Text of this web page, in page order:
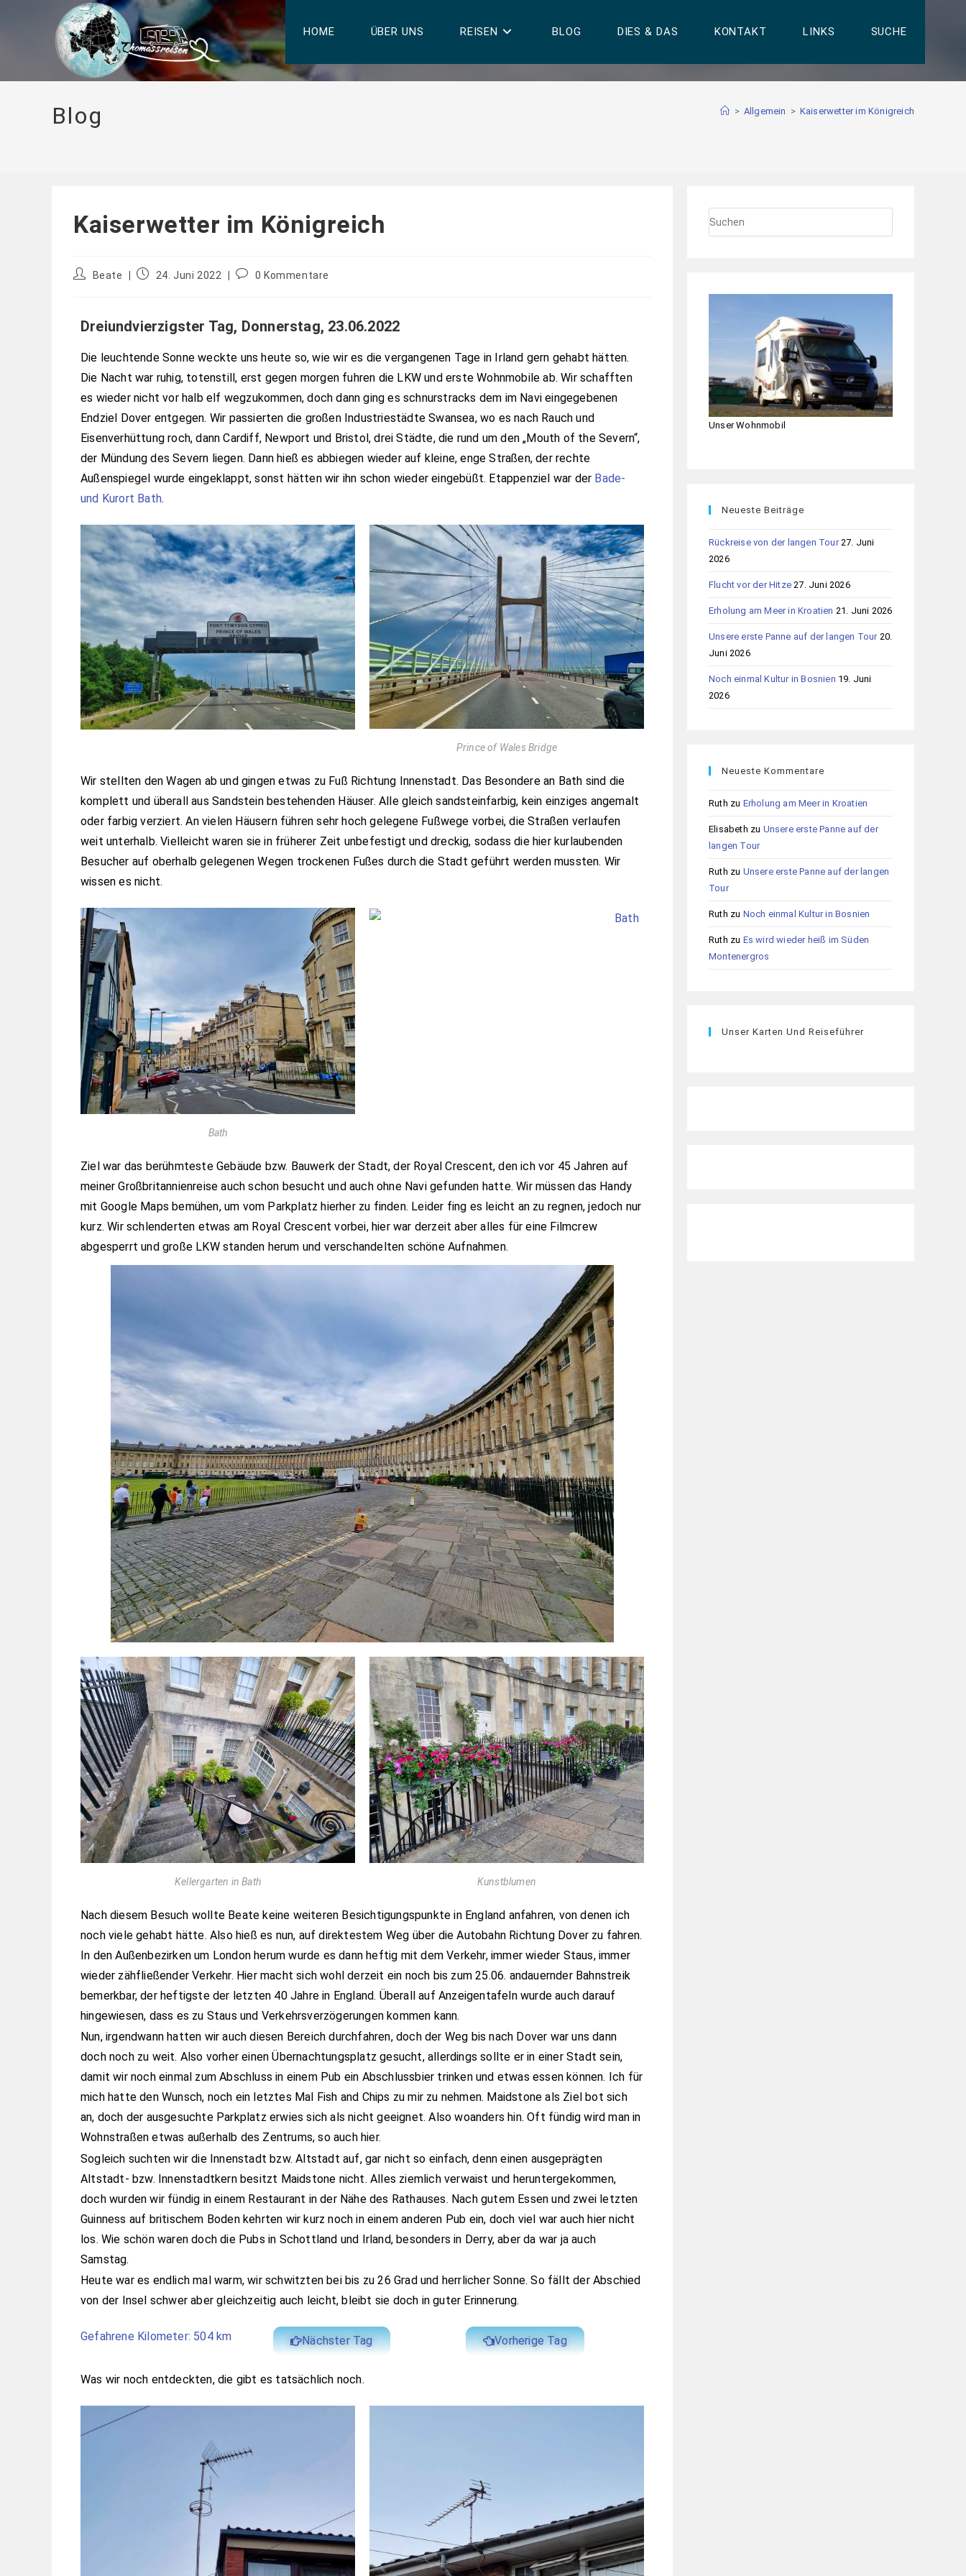
HOME ÜBER UNS REISEN BLOG DIES & DAS KONTAKT LINKS SUCHE
Blog > Allgemein > Kaiserwetter im Königreich
Kaiserwetter im Königreich
Beate 24. Juni 2022 0 Kommentare
Dreiundvierzigster Tag, Donnerstag, 23.06.2022
Die leuchtende Sonne weckte uns heute so, wie wir es die vergangenen Tage in Irland gern gehabt hätten.
Die Nacht war ruhig, totenstill, erst gegen morgen fuhren die LKW und erste Wohnmobile ab. Wir schafften
es wieder nicht vor halb elf wegzukommen, doch dann ging es schnurstracks dem im Navi eingegebenen
Endziel Dover entgegen. Wir passierten die großen Industriestädte Swansea, wo es nach Rauch und
Eisenverhüttung roch, dann Cardiff, Newport und Bristol, drei Städte, die rund um den „Mouth of the Severn“,
der Mündung des Severn liegen. Dann hieß es abbiegen wieder auf kleine, enge Straßen, der rechte
Außenspiegel wurde eingeklappt, sonst hätten wir ihn schon wieder eingebüßt. Etappenziel war der Bade-
und Kurort Bath.
Prince of Wales Bridge
Wir stellten den Wagen ab und gingen etwas zu Fuß Richtung Innenstadt. Das Besondere an Bath sind die
komplett und überall aus Sandstein bestehenden Häuser. Alle gleich sandsteinfarbig, kein einziges angemalt
oder farbig verziert. An vielen Häusern führen sehr hoch gelegene Fußwege vorbei, die Straßen verlaufen
weit unterhalb. Vielleicht waren sie in früherer Zeit unbefestigt und dreckig, sodass die hier kurlaubenden
Besucher auf oberhalb gelegenen Wegen trockenen Fußes durch die Stadt geführt werden mussten. Wir
wissen es nicht.
Bath
Ziel war das berühmteste Gebäude bzw. Bauwerk der Stadt, der Royal Crescent, den ich vor 45 Jahren auf
meiner Großbritannienreise auch schon besucht und auch ohne Navi gefunden hatte. Wir müssen das Handy
mit Google Maps bemühen, um vom Parkplatz hierher zu finden. Leider fing es leicht an zu regnen, jedoch nur
kurz. Wir schlenderten etwas am Royal Crescent vorbei, hier war derzeit aber alles für eine Filmcrew
abgesperrt und große LKW standen herum und verschandelten schöne Aufnahmen.
Kellergarten in Bath Kunstblumen
Nach diesem Besuch wollte Beate keine weiteren Besichtigungspunkte in England anfahren, von denen ich
noch viele gehabt hätte. Also hieß es nun, auf direktestem Weg über die Autobahn Richtung Dover zu fahren.
In den Außenbezirken um London herum wurde es dann heftig mit dem Verkehr, immer wieder Staus, immer
wieder zähfließender Verkehr. Hier macht sich wohl derzeit ein noch bis zum 25.06. andauernder Bahnstreik
bemerkbar, der heftigste der letzten 40 Jahre in England. Überall auf Anzeigentafeln wurde auch darauf
hingewiesen, dass es zu Staus und Verkehrsverzögerungen kommen kann.
Nun, irgendwann hatten wir auch diesen Bereich durchfahren, doch der Weg bis nach Dover war uns dann
doch noch zu weit. Also vorher einen Übernachtungsplatz gesucht, allerdings sollte er in einer Stadt sein,
damit wir noch einmal zum Abschluss in einem Pub ein Abschlussbier trinken und etwas essen können. Ich für
mich hatte den Wunsch, noch ein letztes Mal Fish and Chips zu mir zu nehmen. Maidstone als Ziel bot sich
an, doch der ausgesuchte Parkplatz erwies sich als nicht geeignet. Also woanders hin. Oft fündig wird man in
Wohnstraßen etwas außerhalb des Zentrums, so auch hier.
Sogleich suchten wir die Innenstadt bzw. Altstadt auf, gar nicht so einfach, denn einen ausgeprägten
Altstadt- bzw. Innenstadtkern besitzt Maidstone nicht. Alles ziemlich verwaist und heruntergekommen,
doch wurden wir fündig in einem Restaurant in der Nähe des Rathauses. Nach gutem Essen und zwei letzten
Guinness auf britischem Boden kehrten wir kurz noch in einem anderen Pub ein, doch viel war auch hier nicht
los. Wie schön waren doch die Pubs in Schottland und Irland, besonders in Derry, aber da war ja auch
Samstag.
Heute war es endlich mal warm, wir schwitzten bei bis zu 26 Grad und herrlicher Sonne. So fällt der Abschied
von der Insel schwer aber gleichzeitig auch leicht, bleibt sie doch in guter Erinnerung.
Gefahrene Kilometer: 504 km Nächster Tag Vorherige Tag
Was wir noch entdeckten, die gibt es tatsächlich noch.
Unser Wohnmobil
Neueste Beiträge
Rückreise von der langen Tour 27. Juni
2026
Flucht vor der Hitze 27. Juni 2026
Erholung am Meer in Kroatien 21. Juni 2026
Unsere erste Panne auf der langen Tour 20.
Juni 2026
Noch einmal Kultur in Bosnien 19. Juni
2026
Neueste Kommentare
Ruth zu Erholung am Meer in Kroatien
Elisabeth zu Unsere erste Panne auf der
langen Tour
Ruth zu Unsere erste Panne auf der langen
Tour
Ruth zu Noch einmal Kultur in Bosnien
Ruth zu Es wird wieder heiß im Süden
Montenergros
Unser Karten Und Reiseführer